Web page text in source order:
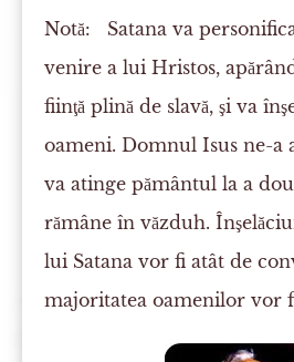
Notă: Satana va
venire a lui Hristos,
fiinţă plină de slavă, şi va
oameni. Domnul Isus ne-a
va atinge pământul la a
rămâne în văzduh.
lui Satana vor fi atât de
majoritatea oamenilor vor